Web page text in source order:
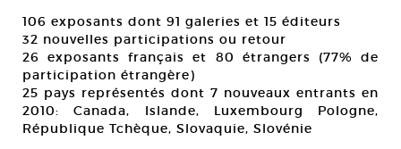
106 exposants dont 91 galeries et 15 éditeurs
32 nouvelles participations ou retour
26 exposants français et 80 étrangers (77% de
participation étrangère)
25 pays représentés dont 7 nouveaux entrants en
2010: Canada, Islande, Luxembourg Pologne,
République Tchèque, Slovaquie, Slovénie